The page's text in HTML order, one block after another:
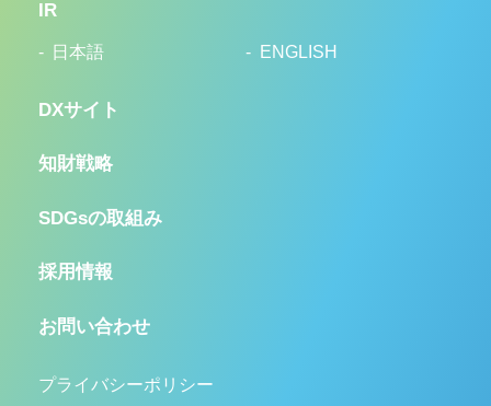
IR
日本語 ENGLISH
DXサイト
知財戦略
SDGsの取組み
採用情報
お問い合わせ
プライバシーポリシー